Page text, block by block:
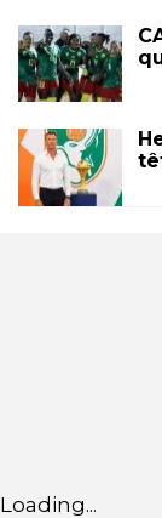
Loading...